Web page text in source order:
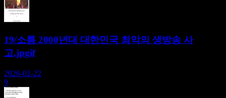
19/소름 2000년대 대한민국 최악의 생방송 사
고.jpgif
2026-02-22
9